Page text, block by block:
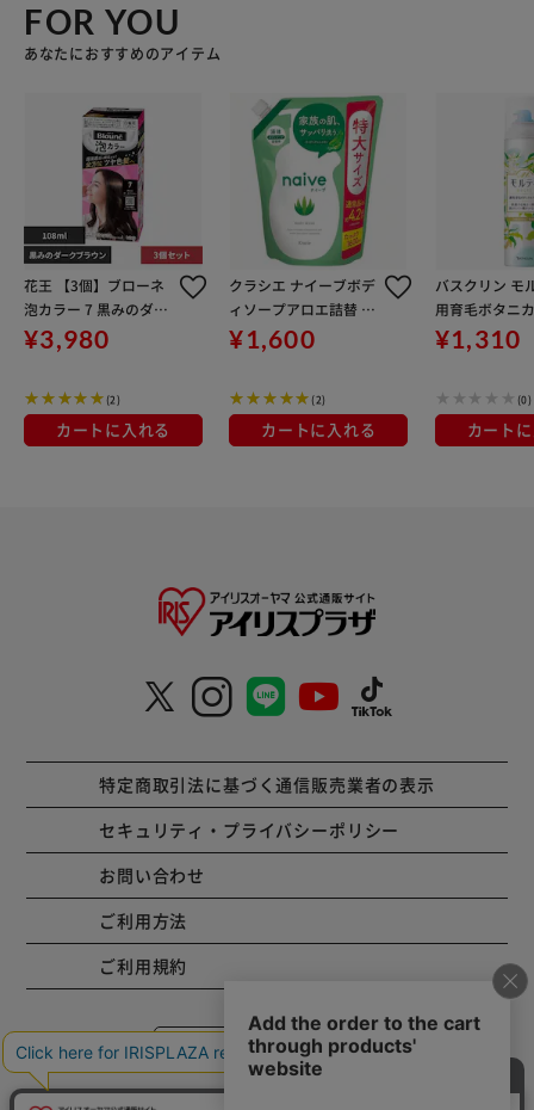
FOR YOU
あなたにおすすめのアイテム
花王 【3個】ブローネ
泡カラー 7 黒みのダー
クブラウン
¥3,980
(2)
カートに入れる
クラシエ ナイーブボデ
ィソープアロエ詰替 16
00ml
¥1,600
(2)
カートに入れる
バスクリン モ
用育毛ボタニ
ル 180g
¥1,310
(0)
カート
特定商取引法に基づく通信販売業者の表示
セキュリティ・プライバシーポリシー
お問い合わせ
ご利用方法
ご利用規約
コーポレートサイト